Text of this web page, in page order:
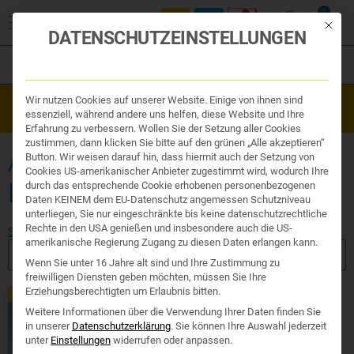
0
Organe & Organ Uhr
Traditionelle Medizin
Nahrungsergänzung
Kosmetik und Hygiene
Ihr Apotheker
Westend Online-Shop: Sicher, schnell und 24/7 für Sie da!
Gratisversand ab €50
ASTAXANTHIN OHNE
LAKTOSE
Start/ Produkte verschlagwortet mit „astaxanthin ohne laktose“
Exklusiv
Mit
DATENSCHUTZEINSTELLUNGEN
Wir nutzen Cookies auf unserer Website. Einige von ihnen sind
essenziell, während andere uns helfen, diese Website und Ihre
Erfahrung zu verbessern. Wollen Sie der Setzung aller Cookies
zustimmen, dann klicken Sie bitte auf den grünen „Alle akzeptieren“
Button. Wir weisen darauf hin, dass hiermit auch der Setzung von
Cookies US-amerikanischer Anbieter zugestimmt wird, wodurch Ihre
durch das entsprechende Cookie erhobenen personenbezogenen
Daten KEINEM dem EU-Datenschutz angemessen Schutzniveau
unterliegen, Sie nur eingeschränkte bis keine datenschutzrechtliche
Rechte in den USA genießen und insbesondere auch die US-
amerikanische Regierung Zugang zu diesen Daten erlangen kann.
Wenn Sie unter 16 Jahre alt sind und Ihre Zustimmung zu
freiwilligen Diensten geben möchten, müssen Sie Ihre
Erziehungsberechtigten um Erlaubnis bitten.
Weitere Informationen über die Verwendung Ihrer Daten finden Sie
in unserer Datenschutzerklärung. Sie können Ihre Auswahl jederzeit
unter Einstellungen widerrufen oder anpassen.